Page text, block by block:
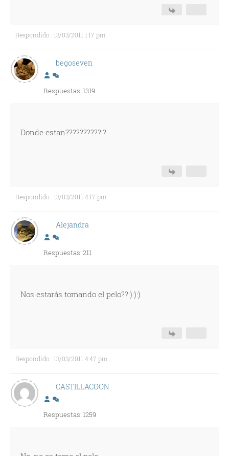
Respondido : 13/03/2011 1:17 pm
begoseven
Respuestas: 1319
Donde estan??????????:?
Respondido : 13/03/2011 4:17 pm
Alejandra
Respuestas: 211
Nos estarás tomando el pelo??:):):)
Respondido : 13/03/2011 4:47 pm
CASTILLACOON
Respuestas: 1259